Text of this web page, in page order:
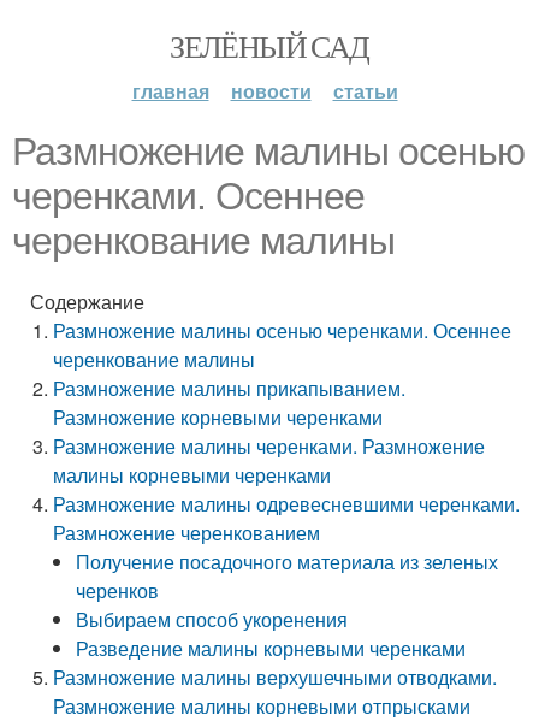
ЗЕЛЁНЫЙ САД
главная новости статьи
Размножение малины осенью
черенками. Осеннее
черенкование малины
Содержание
Размножение малины осенью черенками. Осеннее
черенкование малины
Размножение малины прикапыванием.
Размножение корневыми черенками
Размножение малины черенками. Размножение
малины корневыми черенками
Размножение малины одревесневшими черенками.
Размножение черенкованием
Получение посадочного материала из зеленых
черенков
Выбираем способ укоренения
Разведение малины корневыми черенками
Размножение малины верхушечными отводками.
Размножение малины корневыми отпрысками